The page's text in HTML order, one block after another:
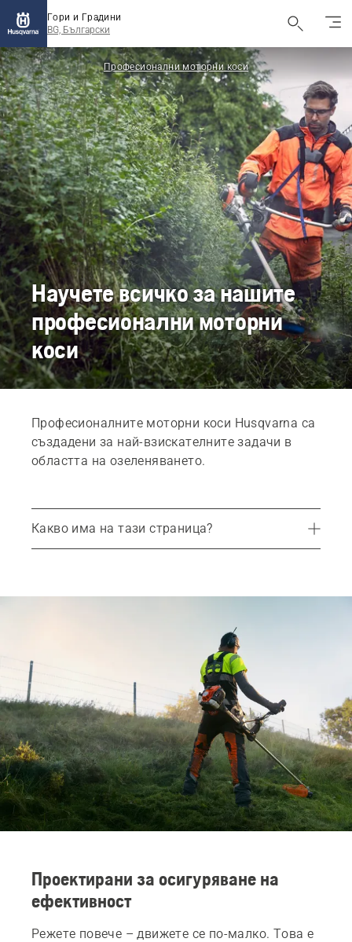
Гори и Градини
BG, Български
Професионални моторни коси
Научете всичко за нашите
професионални моторни
коси
Професионалните моторни коси Husqvarna са
създадени за най-взискателните задачи в
областта на озеленяването.
Какво има на тази страница?
Проектирани за осигуряване на ефективност
Свържете се с Вашия местен дилър
Проектирани за осигуряване на
ефективност
Режете повече – движете се по-малко. Това е